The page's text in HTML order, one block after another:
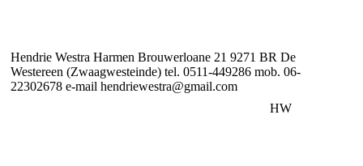
Hendrie Westra Harmen Brouwerloane 21 9271 BR De
Westereen (Zwaagwesteinde) tel. 0511-449286 mob. 06-
22302678 e-mail hendriewestra@gmail.com
HW